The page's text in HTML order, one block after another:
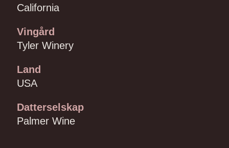
California
Vingård
Tyler Winery
Land
USA
Datterselskap
Palmer Wine